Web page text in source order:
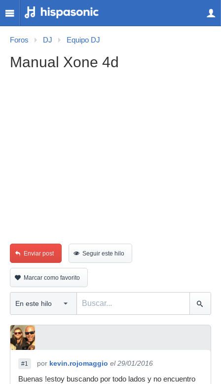
Foros DJ Equipo DJ
Manual Xone 4d
Enviar post Seguir este hilo
Marcar como favorito
#1 por kevin.rojomaggio el 29/01/2016
Buenas !estoy buscando por todo lados y no encuentro